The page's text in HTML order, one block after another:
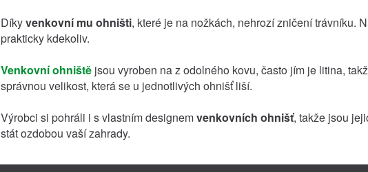
Díkyvenkovní mu ohništi, které je na nožkách, nehrozí zničení trávníku.
prakticky kdekoliv.
Venkovní ohniště jsou vyroben na z odolného kovu, často jím je litina,
správnou velikost, která se u jednotlivých ohnišť liší.
Výrobci si pohráli i s vlastním designemvenkovních ohnišť, takže jsou
stát ozdobou vaší zahrady.